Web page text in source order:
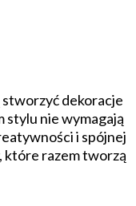
dekoracje
stylu nie wymagają
i spójnej
które razem tworzą